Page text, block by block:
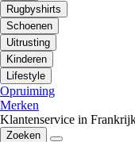
Rugbyshirts
Schoenen
Uitrusting
Kinderen
Lifestyle
Opruiming
Merken
Klantenservice in
Zoeken